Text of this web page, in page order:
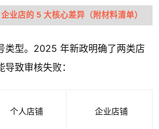
业店的 5 大核心差异（附材料清单）
类型。2025 年新政明确了两类店
致审核失败：
个人店铺 企业店铺